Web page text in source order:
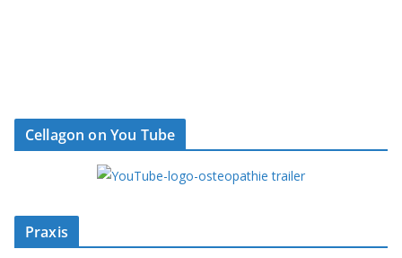
Cellagon on You Tube
Praxis